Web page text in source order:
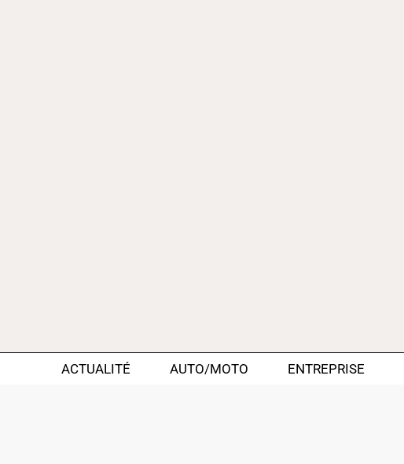
ACTUALITÉ AUTO/MOTO ENTREPRISE